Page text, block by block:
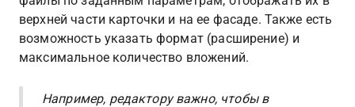
верхней части карточки и на ее фасаде. Также есть
возможность указать формат (расширение) и
максимальное количество вложений.
Например, редактору важно, чтобы в